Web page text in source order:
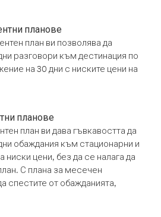
планове
план ви позволява да
разговори към дестинация по
на 30 дни с ниските цени на
планове
план ви дава гъвкавостта да
обаждания към стационарни и
ниски цени, без да се налага да
С плана за месечен
спестите от обажданията,